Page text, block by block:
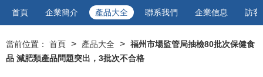
首頁 企業簡介 產品大全 聯系我們 企業信息 訪客
當前位置： 首頁 > 產品大全 > 福州市場監管局抽檢80批次保健食
品 減肥類產品問題突出，3批次不合格